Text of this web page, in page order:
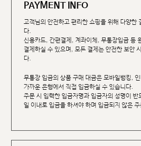
PAYMENT INFO
고객님의 안전하고 편리한 쇼핑을 위해 다양한
다.
신용카드, 간편결제, 계좌이체, 무통장입금 등
결제하실 수 있으며, 모든 결제는 안전한 보안
다.
무통장 입금의 상품 구매 대금은 모바일뱅킹,
가까운 은행에서 직접 입금하실 수 있습니다.
주문 시 입력한 입금자명과 입금자의 성명이
일 이내로 입금을 하셔야 하며 입금되지 않은